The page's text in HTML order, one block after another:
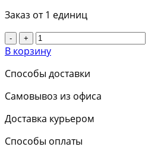
Заказ от 1 единиц
- +
В корзину
Способы доставки
Самовывоз из офиса
Доставка курьером
Способы оплаты